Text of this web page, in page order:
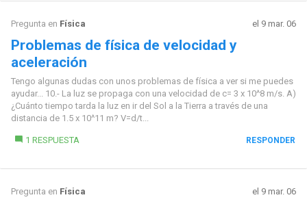
Pregunta en Física el 9 mar. 06
Problemas de física de velocidad y
aceleración
Tengo algunas dudas con unos problemas de física a ver si me puedes
ayudar... 10.- La luz se propaga con una velocidad de c= 3 x 10^8 m/s. A)
¿Cuánto tiempo tarda la luz en ir del Sol a la Tierra a través de una
distancia de 1.5 x 10^11 m? V=d/t...
1 RESPUESTA RESPONDER
Pregunta en Física el 9 mar. 06